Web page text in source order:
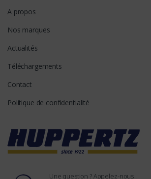
A propos
Nos marques
Actualités
Téléchargements
Contact
Politique de confidentialité
Une question ? Appelez-nous !